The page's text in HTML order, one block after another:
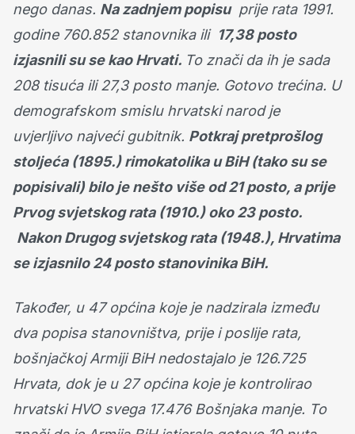
nego danas. Na zadnjem popisuprije rata 1991.
godine 760.852 stanovnika ili 17,38 posto
izjasnili su se kao Hrvati. To znači da ih je sada
208 tisuća ili 27,3 posto manje. Gotovo trećina. U
demografskom smislu hrvatski narod je
uvjerljivo najveći gubitnik. Potkraj pretprošlog
stoljeća (1895.) rimokatolika u BiH (tako su se
popisivali) bilo je nešto više od 21 posto, a prije
Prvog svjetskog rata (1910.) oko 23 posto.
Nakon Drugog svjetskog rata (1948.), Hrvatima
se izjasnilo 24 posto stanovinika BiH.
Također, u 47 općina koje je nadzirala između
dva popisa stanovništva, prije i poslije rata,
bošnjačkoj Armiji BiH nedostajalo je 126.725
Hrvata, dok je u 27 općina koje je kontrolirao
hrvatski HVO svega 17.476 Bošnjaka manje. To